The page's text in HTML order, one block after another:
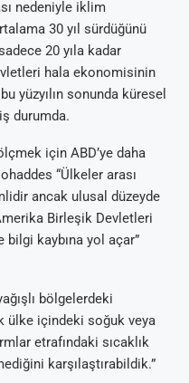
nedeniyle iklim
30 yıl sürdüğünü
20 yıla kadar
hala ekonomisinin
yüzyılın sonunda küresel
durumda.
için ABD’ye daha
“Ülkeler arası
ancak ulusal düzeyde
Birleşik Devletleri
kaybına yol açar”
bölgelerdeki
ülke içindeki soğuk veya
etrafındaki sıcaklık
karşılaştırabildik.”